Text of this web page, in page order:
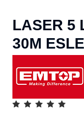
LASER 5
30M